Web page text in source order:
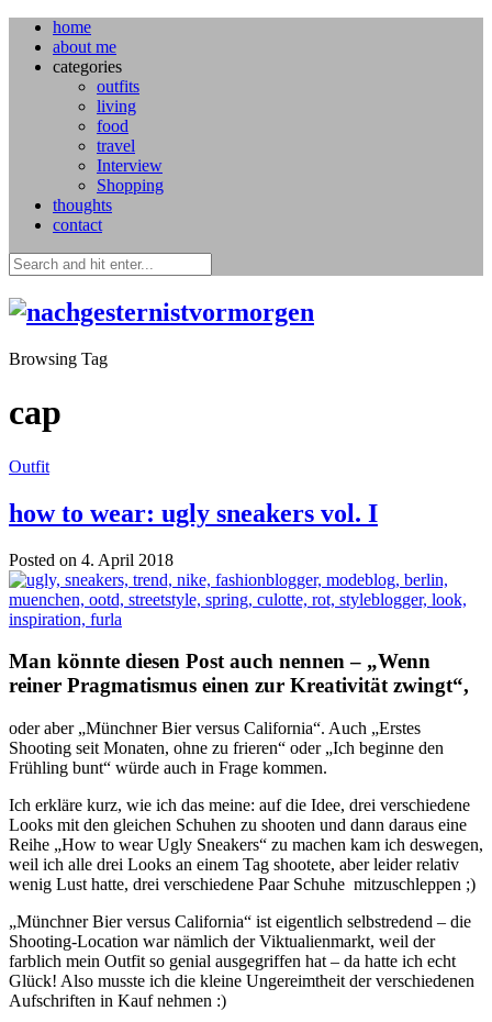
home
about me
categories
outfits
living
food
travel
Interview
Shopping
thoughts
contact
Browsing Tag
cap
Outfit
how to wear: ugly sneakers vol. I
Posted on 4. April 2018
Man könnte diesen Post auch nennen – „Wenn
reiner Pragmatismus einen zur Kreativität zwingt“,
oder aber „Münchner Bier versus California“. Auch „Erstes
Shooting seit Monaten, ohne zu frieren“ oder „Ich beginne den
Frühling bunt“ würde auch in Frage kommen.
Ich erkläre kurz, wie ich das meine: auf die Idee, drei verschiedene
Looks mit den gleichen Schuhen zu shooten und dann daraus eine
Reihe „How to wear Ugly Sneakers“ zu machen kam ich deswegen,
weil ich alle drei Looks an einem Tag shootete, aber leider relativ
wenig Lust hatte, drei verschiedene Paar Schuhe mitzuschleppen ;)
„Münchner Bier versus California“ ist eigentlich selbstredend – die
Shooting-Location war nämlich der Viktualienmarkt, weil der
farblich mein Outfit so genial ausgegriffen hat – da hatte ich echt
Glück! Also musste ich die kleine Ungereimtheit der verschiedenen
Aufschriften in Kauf nehmen :)